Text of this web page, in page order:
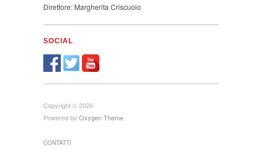
Direttore: Margherita Criscuolo
SOCIAL
Copyright © 2026
Powered by Oxygen Theme
CONTATTI